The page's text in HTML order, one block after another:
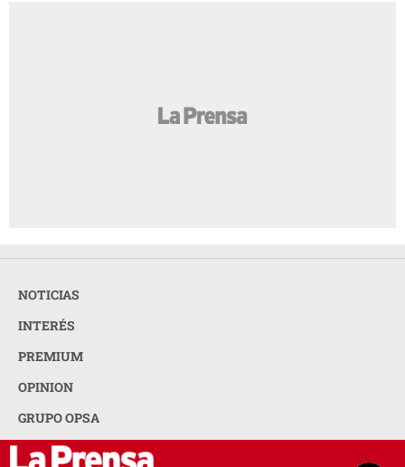
NOTICIAS
INTERÉS
PREMIUM
OPINION
GRUPO OPSA